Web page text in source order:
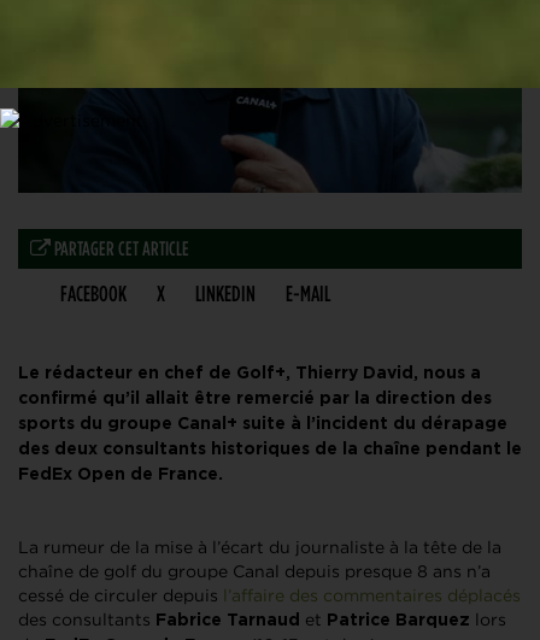
PARTAGER CET ARTICLE
FACEBOOK X LINKEDIN E-MAIL
Le rédacteur en chef de Golf+, Thierry David, nous a
confirmé qu’il allait être remercié par la direction des
sports du groupe Canal+ suite à l’incident du dérapage
des deux consultants historiques de la chaîne pendant le
FedEx Open de France.
La rumeur de la mise à l’écart du journaliste à la tête de la
chaîne de golf du groupe Canal depuis presque 8 ans n’a
cessé de circuler depuis
l’affaire des commentaires déplacés
des consultants Fabrice Tarnaud et Patrice Barquez lors